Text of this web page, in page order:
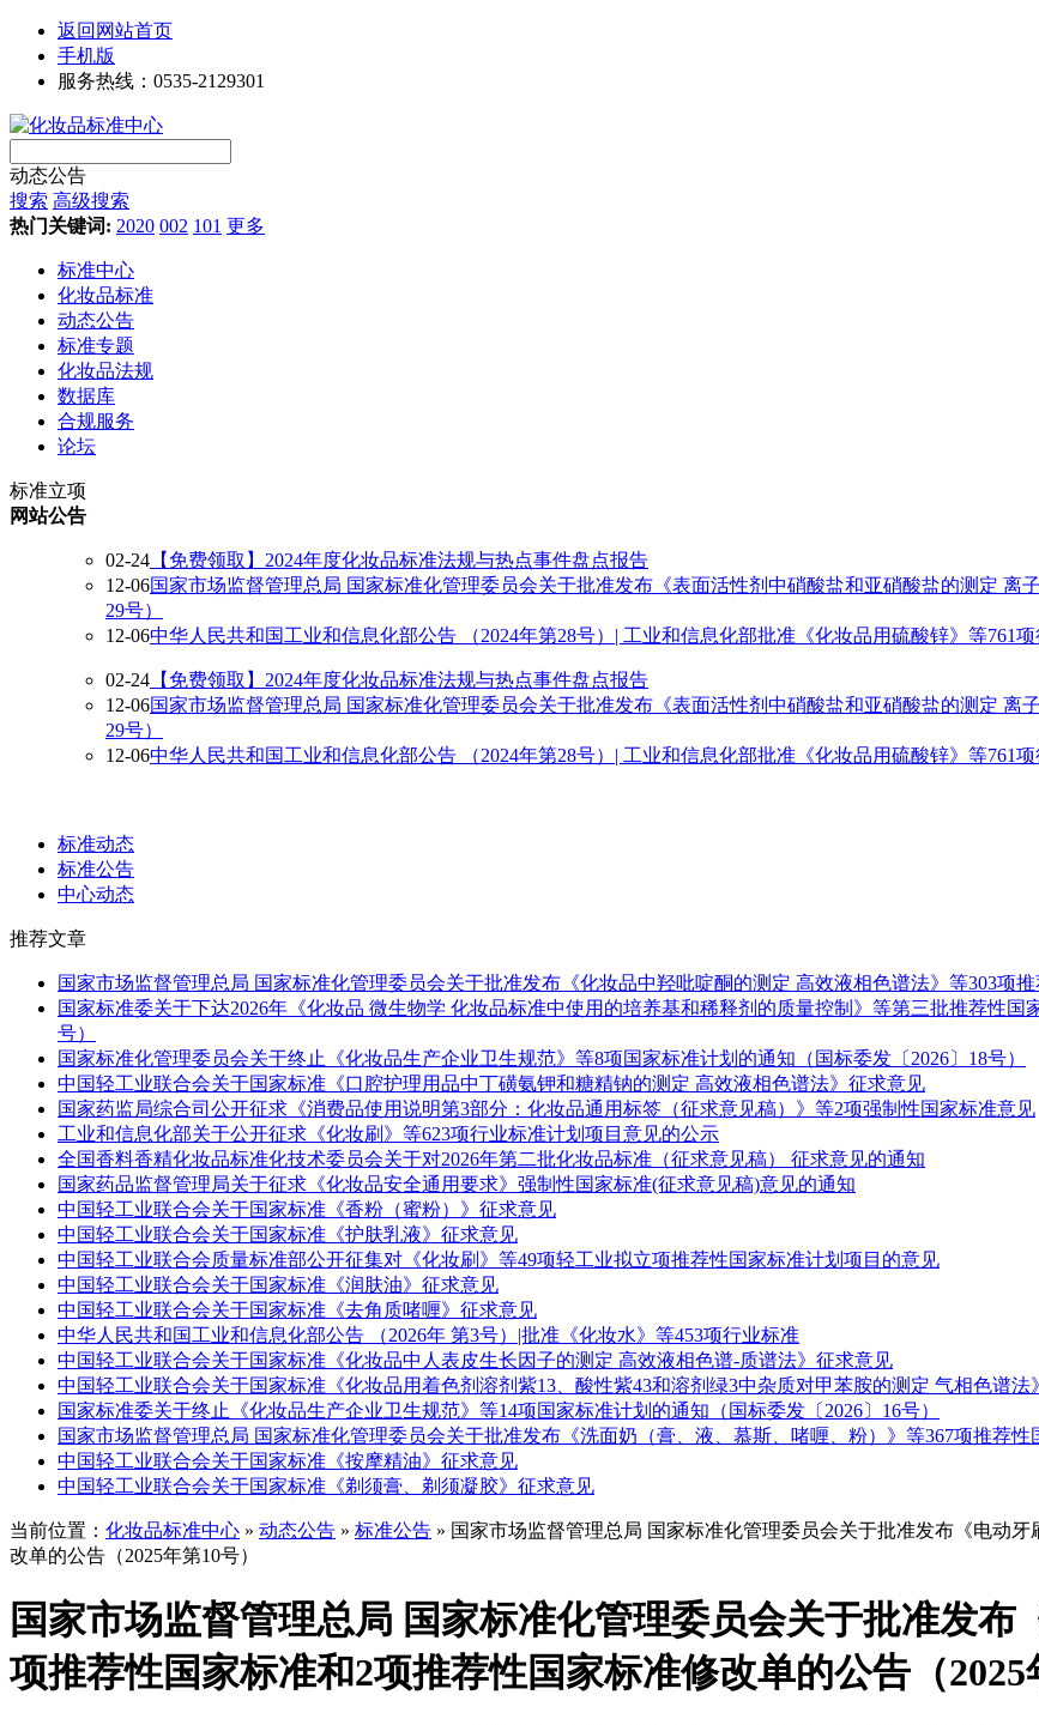
返回网站首页
手机版
服务热线：0535-2129301
动态公告
搜索 高级搜索
热门关键词: 2020 002 101 更多
标准中心
化妆品标准
动态公告
标准专题
化妆品法规
数据库
合规服务
论坛
标准立项
网站公告
02-24 【免费领取】2024年度化妆品标准法规与热点事件盘点报告
12-06国家市场监督管理总局 国家标准化管理委员会关于批准发布《表面活性剂中硝酸盐和亚硝酸盐的测定 离
29号）
12-06中华人民共和国工业和信息化部公告 （2024年第28号）| 工业和信息化部批准《化妆品用硫酸锌》等761
02-24 【免费领取】2024年度化妆品标准法规与热点事件盘点报告
12-06国家市场监督管理总局 国家标准化管理委员会关于批准发布《表面活性剂中硝酸盐和亚硝酸盐的测定 离
29号）
12-06中华人民共和国工业和信息化部公告 （2024年第28号）| 工业和信息化部批准《化妆品用硫酸锌》等761
标准动态
标准公告
中心动态
推荐文章
国家市场监督管理总局 国家标准化管理委员会关于批准发布《化妆品中羟吡啶酮的测定 高效液相色谱法》等303项
国家标准委关于下达2026年《化妆品 微生物学 化妆品标准中使用的培养基和稀释剂的质量控制》等第三批推荐性
号）
国家标准化管理委员会关于终止《化妆品生产企业卫生规范》等8项国家标准计划的通知（国标委发〔2026〕18号）
中国轻工业联合会关于国家标准《口腔护理用品中丁磺氨钾和糖精钠的测定 高效液相色谱法》征求意见
国家药监局综合司公开征求《消费品使用说明第3部分：化妆品通用标签（征求意见稿）》等2项强制性国家标准意见
工业和信息化部关于公开征求《化妆刷》等623项行业标准计划项目意见的公示
全国香料香精化妆品标准化技术委员会关于对2026年第二批化妆品标准（征求意见稿） 征求意见的通知
国家药品监督管理局关于征求《化妆品安全通用要求》强制性国家标准(征求意见稿)意见的通知
中国轻工业联合会关于国家标准《香粉（蜜粉）》征求意见
中国轻工业联合会关于国家标准《护肤乳液》征求意见
中国轻工业联合会质量标准部公开征集对《化妆刷》等49项轻工业拟立项推荐性国家标准计划项目的意见
中国轻工业联合会关于国家标准《润肤油》征求意见
中国轻工业联合会关于国家标准《去角质啫喱》征求意见
中华人民共和国工业和信息化部公告 （2026年 第3号）|批准《化妆水》等453项行业标准
中国轻工业联合会关于国家标准《化妆品中人表皮生长因子的测定 高效液相色谱-质谱法》征求意见
中国轻工业联合会关于国家标准《化妆品用着色剂溶剂紫13、酸性紫43和溶剂绿3中杂质对甲苯胺的测定 气相色谱法
国家标准委关于终止《化妆品生产企业卫生规范》等14项国家标准计划的通知（国标委发〔2026〕16号）
国家市场监督管理总局 国家标准化管理委员会关于批准发布《洗面奶（膏、液、慕斯、啫喱、粉）》等367项推荐性
中国轻工业联合会关于国家标准《按摩精油》征求意见
中国轻工业联合会关于国家标准《剃须膏、剃须凝胶》征求意见
当前位置： 化妆品标准中心 » 动态公告 » 标准公告 » 国家市场监督管理总局 国家标准化管理委员会关于批准发布《电动
改单的公告（2025年第10号）
国家市场监督管理总局 国家标准化管理委员会关于批准发布
项推荐性国家标准和2项推荐性国家标准修改单的公告（2025